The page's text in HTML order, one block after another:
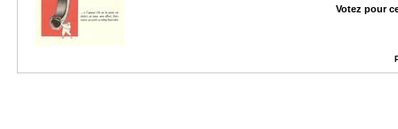
Votez pour